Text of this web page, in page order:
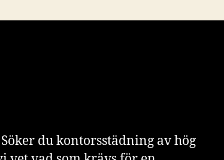
du kontorsstädning av hög